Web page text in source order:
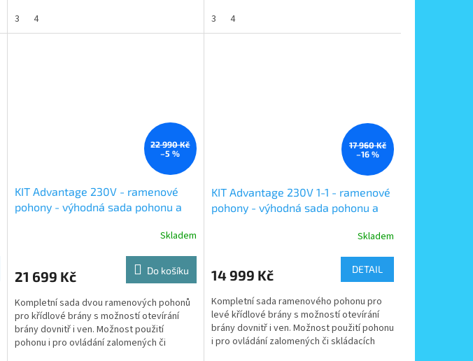
3
4
3
4
22 990 Kč
–5 %
KIT Advantage 230V - ramenové
pohony - výhodná sada pohonu a
Skladem
21 699 Kč Do košíku
Kompletní sada dvou ramenových pohonů
pro křídlové brány s možností otevírání
brány dovnitř i ven. Možnost použití
pohonu i pro ovládání zalomených či
17 960 Kč
–16 %
KIT Advantage 230V 1-1 - ramenové
pohony - výhodná sada pohonu a
Skladem
14 999 Kč DETAIL
Kompletní sada ramenového pohonu pro
levé křídlové brány s možností otevírání
brány dovnitř i ven. Možnost použití pohonu
i pro ovládání zalomených či skládacích